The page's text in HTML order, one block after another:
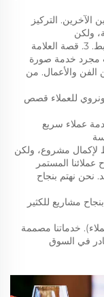
ولكن
مجرد خدمة صورة
عملائنا المستمر
في السوق